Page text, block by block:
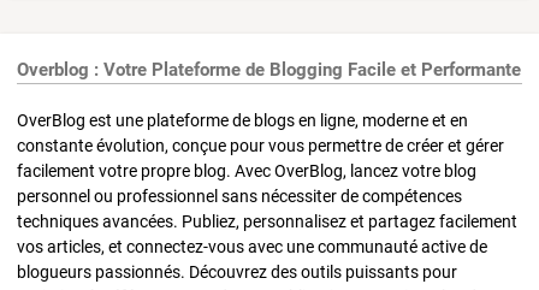
Overblog : Votre Plateforme de Blogging Facile et Performante
OverBlog est une plateforme de blogs en ligne, moderne et en
constante évolution, conçue pour vous permettre de créer et gérer
facilement votre propre blog. Avec OverBlog, lancez votre blog
personnel ou professionnel sans nécessiter de compétences
techniques avancées. Publiez, personnalisez et partagez facilement
vos articles, et connectez-vous avec une communauté active de
blogueurs passionnés. Découvrez des outils puissants pour